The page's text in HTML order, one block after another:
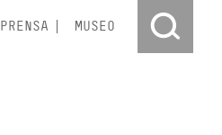
PRENSA MUSEO